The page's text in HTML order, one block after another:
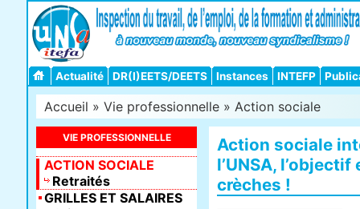
Actualité DR(I)EETS/DEETS Instances INTEFP
Accueil » Vie professionnelle » Action sociale
Action sociale
l’UNSA,
crèches !
VIE PROFESSIONNELLE
ACTION SOCIALE
Retraités
GRILLES ET SALAIRES